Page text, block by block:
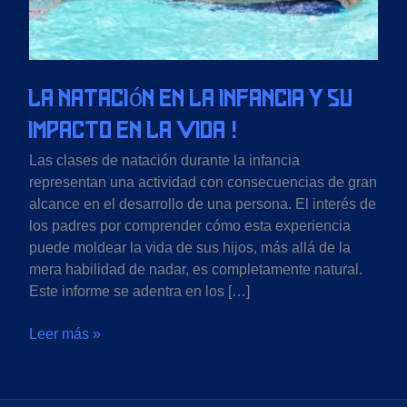
La Natación en la Infancia y su
Impacto en la Vida !
Las clases de natación durante la infancia
representan una actividad con consecuencias de gran
alcance en el desarrollo de una persona. El interés de
los padres por comprender cómo esta experiencia
puede moldear la vida de sus hijos, más allá de la
mera habilidad de nadar, es completamente natural.
Este informe se adentra en los […]
en
la
Vida
Leer más »